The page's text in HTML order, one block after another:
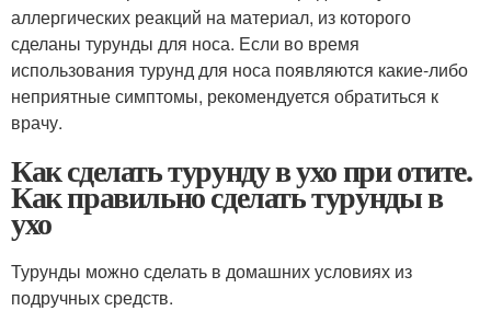
аллергических реакций на материал, из которого
сделаны турунды для носа. Если во время
использования турунд для носа появляются какие-либо
неприятные симптомы, рекомендуется обратиться к
врачу.
Как сделать турунду в ухо при отите.
Как правильно сделать турунды в
ухо
Турунды можно сделать в домашних условиях из
подручных средств.